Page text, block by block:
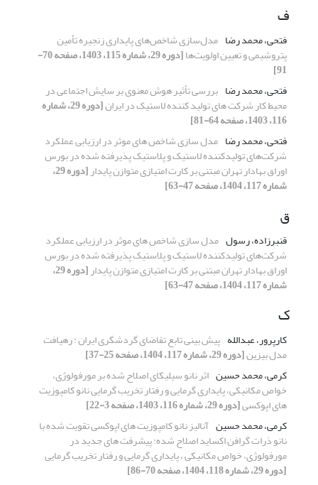
ف
فتحی، محمد رضا مدل‌سازی شاخص‌های پایداری زنجیره تأمین
پتروشیمی و تعیین اولویت‌ها [دوره 29، شماره 115، 1403، صفحه 70-
91]
فتحی، محمد رضا بررسی تأثیر هوش معنوی بر سایش اجتماعی در
محیط کار شرکت های تولید کننده لاستیک در ایران [دوره 29، شماره
116، 1403، صفحه 64-81]
فتحی، محمد رضا مدل سازی شاخص های موثر در ارزیابی عملکرد
شرکت‌های تولیدکننده لاستیک و پلاستیک پذیرفته ‌شده در بورس
اوراق بهادار تهران مبتنی بر کارت امتیازی متوازن پایدار [دوره 29،
شماره 117، 1404، صفحه 47-63]
ق
قنبرزاده، رسول مدل سازی شاخص های موثر در ارزیابی عملکرد
شرکت‌های تولیدکننده لاستیک و پلاستیک پذیرفته ‌شده در بورس
اوراق بهادار تهران مبتنی بر کارت امتیازی متوازن پایدار [دوره 29،
شماره 117، 1404، صفحه 47-63]
ک
کارپرور، عبدالله پیش بینی تابع تقاضای گردشگری ایران : رهیافت
مدل بیزین[دوره 29، شماره 117، 1404، صفحه 25-37]
کرمی، محمد حسین اثر نانو سیلیکای اصلاح شده بر مورفولوژی،
خواص مکانیکی، پایداری گرمایی و رفتار تخریب گرمایی نانو کامپوزیت
های اپوکسی[دوره 29، شماره 116، 1403، صفحه 3-22]
کرمی، محمد حسین آنالیز نانو کامپوزیت های اپوکسی تقویت شده با
نانو ذرات گرافن اکساید اصلاح شده: پیشرفت های جدید در
مورفولوژی، خواص مکانیکی ، پایداری گرمایی و رفتار تخریب گرمایی
[دوره 29، شماره 118، 1404، صفحه 70-86]